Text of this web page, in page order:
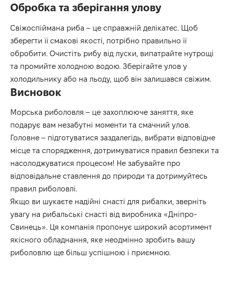
Обробка та зберігання улову
Свіжоспіймана риба – це справжній делікатес. Щоб
зберегти її смакові якості, потрібно правильно її
обробити. Очистіть рибу від луски, випатрайте нутрощі
та промийте холодною водою. Зберігайте улов у
холодильнику або на льоду, щоб він залишався свіжим.
Висновок
Морська риболовля – це захоплююче заняття, яке
подарує вам незабутні моменти та смачний улов.
Головне – підготуватися заздалегідь, вибрати відповідне
місце та спорядження, дотримуватися правил безпеки та
насолоджуватися процесом! Не забувайте про
відповідальне ставлення до природи та дотримуйтесь
правил риболовлі.
Якщо ви шукаєте надійні снасті для рибалки, зверніть
увагу на рибальські снасті від виробника «Дніпро-
Свинець». Ця компанія пропонує широкий асортимент
якісного обладнання, яке неодмінно зробить вашу
риболовлю ще більш успішною і приємною.